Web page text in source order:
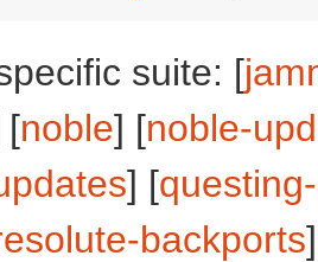
suite: [
[noble] [noble-
] [
backports